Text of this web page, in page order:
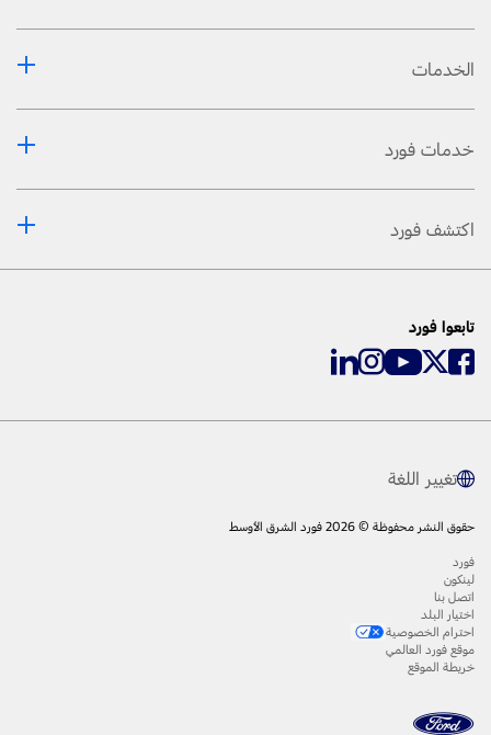
الخدمات
خدمات فورد
اكتشف فورد
تابعوا فورد
تغيير اللغة
حقوق النشر محفوظة © 2026 فورد الشرق الأوسط
فورد
لينكون
اتصل بنا
اختيار البلد
احترام الخصوصية
موقع فورد العالمي
خريطة الموقع